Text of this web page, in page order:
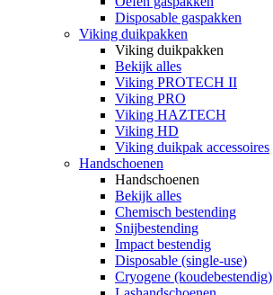
Disposable gaspakken
Viking duikpakken
Viking duikpakken
Bekijk alles
Viking PROTECH II
Viking PRO
Viking HAZTECH
Viking HD
Viking duikpak accessoires
Handschoenen
Handschoenen
Bekijk alles
Chemisch bestending
Snijbestending
Impact bestendig
Disposable (single-use)
Cryogene (koudebestendig)